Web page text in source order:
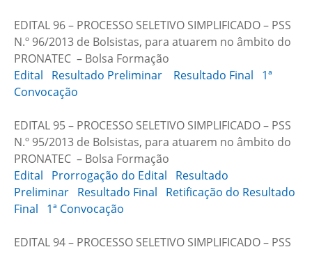
EDITAL 96 – PROCESSO SELETIVO SIMPLIFICADO – PSS
N.º 96/2013 de Bolsistas, para atuarem no âmbito do
PRONATEC – Bolsa Formação
Edital
Resultado Preliminar Resultado Final
1ª
Convocação
EDITAL 95 – PROCESSO SELETIVO SIMPLIFICADO – PSS
N.º 95/2013 de Bolsistas, para atuarem no âmbito do
PRONATEC – Bolsa Formação
Edital
Prorrogação do Edital
Resultado
Preliminar Resultado Final
Retificação do Resultado
Final
1ª Convocação
EDITAL 94 – PROCESSO SELETIVO SIMPLIFICADO – PSS